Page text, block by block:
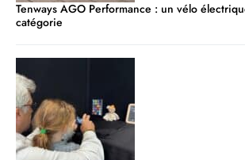
Tenways AGO Performance : un vélo
catégorie